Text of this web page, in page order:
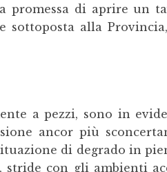
promessa di aprire un
alla
a pezzi, sono in
ancor più
di degrado in
stride con gli ambienti